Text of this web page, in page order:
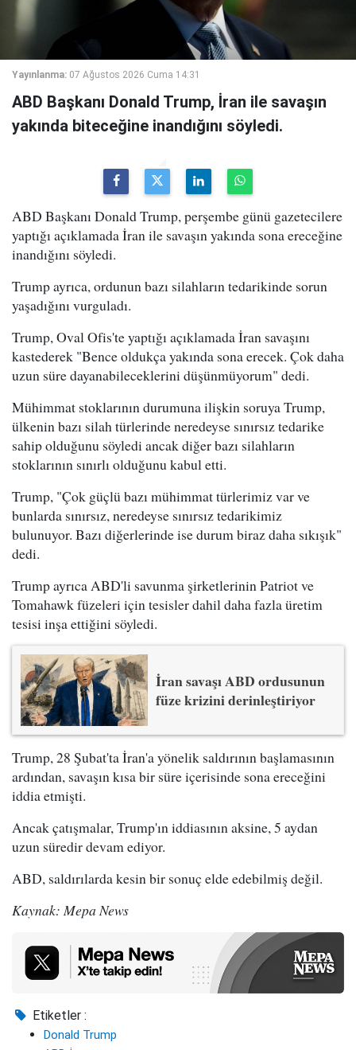
Yayınlanma: 07 Ağustos 2026 Cuma 14:31
ABD Başkanı Donald Trump, İran ile savaşın
yakında biteceğine inandığını söyledi.
ABD Başkanı Donald Trump, perşembe günü gazetecilere
yaptığı açıklamada İran ile savaşın yakında sona ereceğine
inandığını söyledi.
Trump ayrıca, ordunun bazı silahların tedarikinde sorun
yaşadığını vurguladı.
Trump, Oval Ofis'te yaptığı açıklamada İran savaşını
kastederek "Bence oldukça yakında sona erecek. Çok daha
uzun süre dayanabileceklerini düşünmüyorum" dedi.
Mühimmat stoklarının durumuna ilişkin soruya Trump,
ülkenin bazı silah türlerinde neredeyse sınırsız tedarike
sahip olduğunu söyledi ancak diğer bazı silahların
stoklarının sınırlı olduğunu kabul etti.
Trump, "Çok güçlü bazı mühimmat türlerimiz var ve
bunlarda sınırsız, neredeyse sınırsız tedarikimiz
bulunuyor. Bazı diğerlerinde ise durum biraz daha sıkışık"
dedi.
Trump ayrıca ABD'li savunma şirketlerinin Patriot ve
Tomahawk füzeleri için tesisler dahil daha fazla üretim
tesisi inşa ettiğini söyledi.
İran savaşı ABD ordusunun
füze krizini derinleştiriyor
Trump, 28 Şubat'ta İran'a yönelik saldırının başlamasının
ardından, savaşın kısa bir süre içerisinde sona ereceğini
iddia etmişti.
Ancak çatışmalar, Trump'ın iddiasının aksine, 5 aydan
uzun süredir devam ediyor.
ABD, saldırılarda kesin bir sonuç elde edebilmiş değil.
Kaynak: Mepa News
Etiketler :
Donald Trump